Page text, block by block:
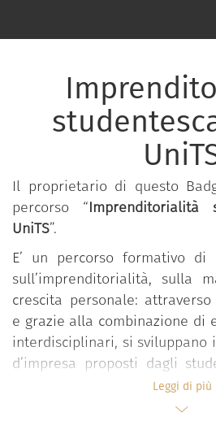
Il proprietario di questo
percorso “Imprenditorialità
UniTS”.
E’ un percorso formativo di
sull’imprenditorialità, sulla
crescita personale:
e grazie alla combinazione di
interdisciplinari, si sviluppano
d’impresa proposti dagli
unica per: frequentare
finalizzati ad acquisire
Leggi di più